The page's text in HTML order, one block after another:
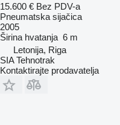
15.600 € Bez PDV-a
Pneumatska sijačica
2005
Širina hvatanja 6 m
Letonija, Riga
SIA Tehnotrak
Kontaktirajte prodavatelja